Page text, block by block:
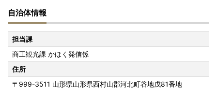
自治体情報
担当課
商工観光課 かほく発信係
住所
〒999-3511 山形県山形県西村山郡河北町谷地戊81番地